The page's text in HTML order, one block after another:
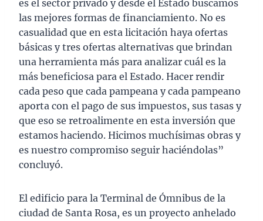
es el sector privado y desde el Estado buscamos
las mejores formas de financiamiento. No es
casualidad que en esta licitación haya ofertas
básicas y tres ofertas alternativas que brindan
una herramienta más para analizar cuál es la
más beneficiosa para el Estado. Hacer rendir
cada peso que cada pampeana y cada pampeano
aporta con el pago de sus impuestos, sus tasas y
que eso se retroalimente en esta inversión que
estamos haciendo. Hicimos muchísimas obras y
es nuestro compromiso seguir haciéndolas”
concluyó.
El edificio para la Terminal de Ómnibus de la
ciudad de Santa Rosa, es un proyecto anhelado